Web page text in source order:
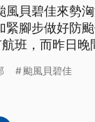
風貝碧佳來勢
緊腳步做好防
航班，而昨日
颱風貝碧佳